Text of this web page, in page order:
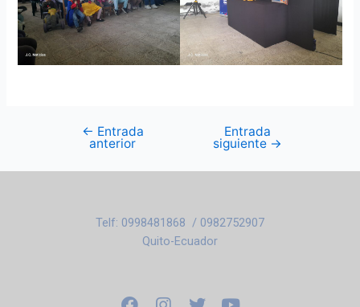
← Entrada
anterior
Entrada
siguiente →
Telf: 0998481868 / 0982752907
Quito-Ecuador
F
I
T
Y